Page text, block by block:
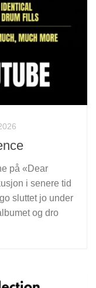
på «Dear
i senere tid
sluttet jo under
og dro